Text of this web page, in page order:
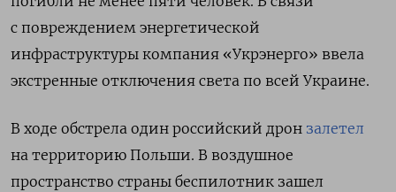
с повреждением энергетической
инфраструктуры компания «Укрэнерго» ввела
экстренные отключения света по всей Украине.
В ходе обстрела один российский дрон залетел
на территорию Польши. В воздушное
пространство страны беспилотник зашел